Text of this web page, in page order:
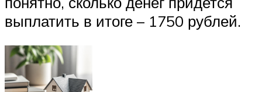
выплатить в итоге – 1750 рублей.